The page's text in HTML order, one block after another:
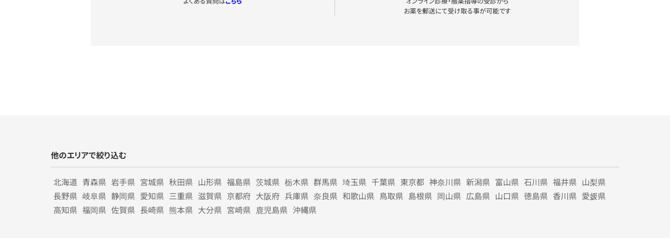
お薬を郵送にて受け取る事が可能です
他のエリアで絞り込む
北海道 青森県 岩手県 宮城県 秋田県 山形県 福島県 茨城県 栃木県 群馬県 埼玉県 千葉県 東京都 神奈川県 新潟県 富山県 石川県 福井県 山梨県
長野県 岐阜県 静岡県 愛知県 三重県 滋賀県 京都府 大阪府 兵庫県 奈良県 和歌山県 鳥取県 島根県 岡山県 広島県 山口県 徳島県 香川県 愛媛県
高知県 福岡県 佐賀県 長崎県 熊本県 大分県 宮崎県 鹿児島県 沖縄県